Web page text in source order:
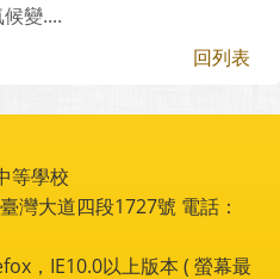
變....
回列表
等學校
灣大道四段1727號 電話：
，IE10.0以上版本 ( 螢幕最